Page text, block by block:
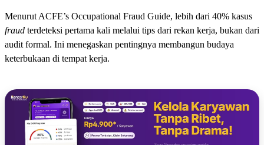
Menurut ACFE’s Occupational Fraud Guide, lebih dari 40% kasus
fraud terdeteksi pertama kali melalui tips dari rekan kerja, bukan dari
audit formal. Ini menegaskan pentingnya membangun budaya
keterbukaan di tempat kerja.